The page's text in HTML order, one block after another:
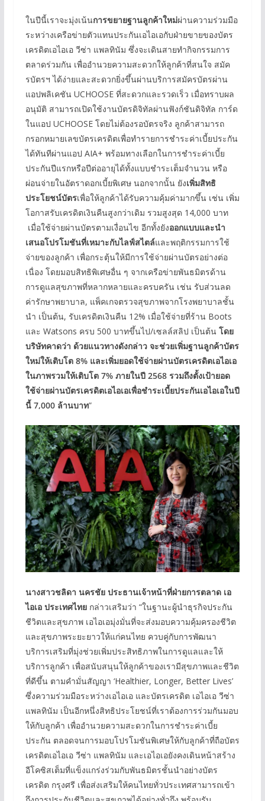
ในปีนี้เราจะมุ่งเน้นการขยายฐานลูกค้าใหม่ผ่านความร่วมมือ
ระหว่างเครือข่ายตัวแทนประกันเอไอเอกับฝ่ายขายของบัตร
เครดิตเอไอเอ วีซ่า แพลทินัม ซึ่งจะเดินสายทำกิจกรรมการ
ตลาดร่วมกัน เพื่ออำนวยความสะดวกให้ลูกค้าที่สนใจ สมัค
รบัตรฯ ได้ง่ายและสะดวกยิ่งขึ้นผ่านบริการสมัครบัตรผ่าน
แอปพลิเคชัน UCHOOSE ที่สะดวกและรวดเร็ว เมื่อทราบผล
อนุมัติ สามารถเปิดใช้งานบัตรดิจิทัลผ่านฟังก์ชันดิจิทัล การ์ด
ในแอป UCHOOSE โดยไม่ต้องรอบัตรจริง ลูกค้าสามารถ
กรอกหมายเลขบัตรเครดิตเพื่อทำรายการชำระค่าเบี้ยประกัน
ได้ทันทีผ่านแอป AIA+ พร้อมทางเลือกในการชำระค่าเบี้ย
ประกันปีแรกหรือปีต่ออายุได้ทั้งแบบชำระเต็มจำนวน หรือ
ผ่อนจ่ายในอัตราดอกเบี้ยพิเศษ นอกจากนั้น ยังเพิ่มสิทธิ
ประโยชน์บัตรเพื่อให้ลูกค้าได้รับความคุ้มค่ามากขึ้น เช่น เพิ่ม
โอกาสรับเครดิตเงินคืนสูงกว่าเดิม รวมสูงสุด 14,000 บาท
เมื่อใช้จ่ายผ่านบัตรตามเงื่อนไข อีกทั้งยังออกแบบและนำ
เสนอโปรโมชันที่เหมาะกับไลฟ์สไตล์และพฤติกรรมการใช้
จ่ายของลูกค้า เพื่อกระตุ้นให้มีการใช้จ่ายผ่านบัตรอย่างต่อ
เนื่อง โดยมอบสิทธิพิเศษอื่น ๆ จากเครือข่ายพันธมิตรด้าน
การดูแลสุขภาพที่หลากหลายและครบครัน เช่น รับส่วนลด
ค่ารักษาพยาบาล, แพ็คเกจตรวจสุขภาพจากโรงพยาบาลชั้น
นำ เป็นต้น, รับเครดิตเงินคืน 12% เมื่อใช้จ่ายที่ร้าน Boots
และ Watsons ครบ 500 บาทขึ้นไป/เซลล์สลิป เป็นต้น โดย
บริษัทคาดว่า ด้วยแนวทางดังกล่าว จะช่วยเพิ่มฐานลูกค้าบัตร
ใหม่ให้เติบโต 8% และเพิ่มยอดใช้จ่ายผ่านบัตรเครดิตเอไอเอ
ในภาพรวมให้เติบโต 7% ภายในปี 2568 รวมถึงตั้งเป้ายอด
ใช้จ่ายผ่านบัตรเครดิตเอไอเอเพื่อชำระเบี้ยประกันเอไอเอในปี
นี้ 7,000 ล้านบาท”
นางสาวชลิดา นครชัย ประธานเจ้าหน้าที่ฝ่ายการตลาด เอ
ไอเอ ประเทศไทย กล่าวเสริมว่า “ในฐานะผู้นำธุรกิจประกัน
ชีวิตและสุขภาพ เอไอเอมุ่งมั่นที่จะส่งมอบความคุ้มครองชีวิต
และสุขภาพระยะยาวให้แก่คนไทย ควบคู่กับการพัฒนา
บริการเสริมที่มุ่งช่วยเพิ่มประสิทธิภาพในการดูแลและให้
บริการลูกค้า เพื่อสนับสนุนให้ลูกค้าของเรามีสุขภาพและชีวิต
ที่ดีขึ้น ตามคำมั่นสัญญา ‘Healthier, Longer, Better Lives’
ซึ่งความร่วมมือระหว่างเอไอเอ และบัตรเครดิต เอไอเอ วีซ่า
แพลทินัม เป็นอีกหนึ่งสิทธิประโยชน์ที่เราต้องการร่วมกันมอบ
ให้กับลูกค้า เพื่ออำนวยความสะดวกในการชำระค่าเบี้ย
ประกัน ตลอดจนการมอบโปรโมชันพิเศษให้กับลูกค้าที่ถือบัตร
เครดิตเอไอเอ วีซ่า แพลทินัม และเอไอเอยังคงเดินหน้าสร้าง
อีโคซิสเต็มที่แข็งแกร่งร่วมกับพันธมิตรชั้นนำอย่างบัตร
เครดิต กรุงศรี เพื่อส่งเสริมให้คนไทยทั่วประเทศสามารถเข้า